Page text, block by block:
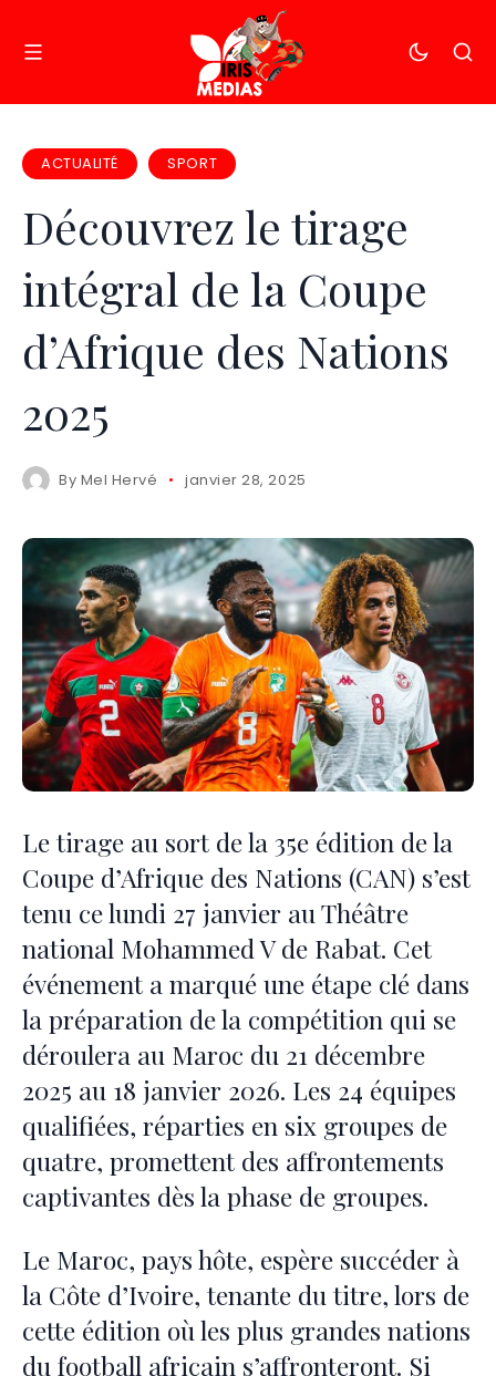
ACTUALITÉ SPORT
Découvrez le tirage
intégral de la Coupe
d’Afrique des Nations
2025
By Mel Hervé janvier 28, 2025
Le tirage au sort de la 35e édition de la
Coupe d’Afrique des Nations (CAN) s’est
tenu ce lundi 27 janvier au Théâtre
national Mohammed V de Rabat. Cet
événement a marqué une étape clé dans
la préparation de la compétition qui se
déroulera au Maroc du 21 décembre
2025 au 18 janvier 2026. Les 24 équipes
qualifiées, réparties en six groupes de
quatre, promettent des affrontements
captivantes dès la phase de groupes.
Le Maroc, pays hôte, espère succéder à
la Côte d’Ivoire, tenante du titre, lors de
cette édition où les plus grandes nations
du football africain s’affronteront. Si